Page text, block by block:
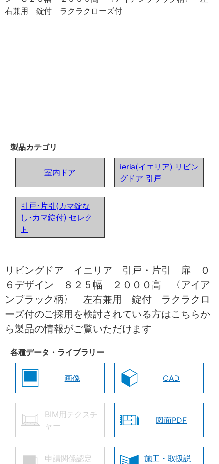
製品カテゴリ
室内ドア
ieria(イエリア) リビン
グドア 引戸
引戸･片引(カマ錠な
し･カマ錠付) セレク
ト
リビングドア イエリア 引戸・片引 扉 ０
６デザイン ８２５幅 ２０００高 〈アイア
ンブラック柄〉 左右兼用 錠付 ラクラクロ
ーズ付のご採用を検討されている方はこちらか
ら製品の情報がご覧いただけます
各種データ・ライブラリー
画像 CAD
BIM用テクスチ
ャー
図面PDF
申請関係認定
施工・取扱説